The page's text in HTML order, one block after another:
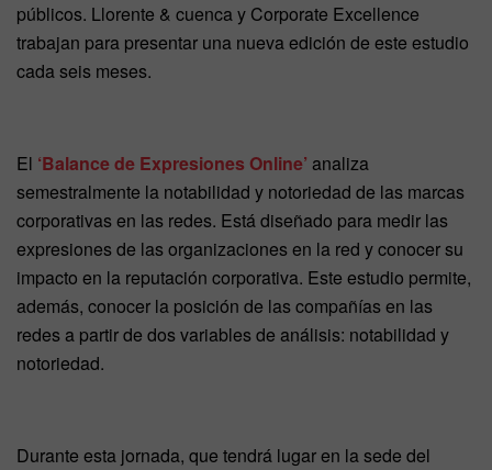
públicos. Llorente & cuenca y Corporate Excellence
trabajan para presentar una nueva edición de este estudio
cada seis meses.
El ‘Balance de Expresiones Online’ analiza
semestralmente la notabilidad y notoriedad de las marcas
corporativas en las redes. Está diseñado para medir las
expresiones de las organizaciones en la red y conocer su
impacto en la reputación corporativa. Este estudio permite,
además, conocer la posición de las compañías en las
redes a partir de dos variables de análisis: notabilidad y
notoriedad.
Durante esta jornada, que tendrá lugar en la sede del